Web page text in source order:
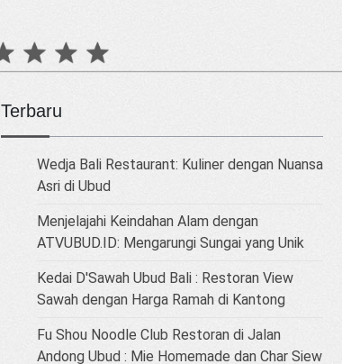
Terbaru
Wedja Bali Restaurant: Kuliner dengan Nuansa
Asri di Ubud
Menjelajahi Keindahan Alam dengan
ATVUBUD.ID: Mengarungi Sungai yang Unik
Kedai D'Sawah Ubud Bali : Restoran View
Sawah dengan Harga Ramah di Kantong
Fu Shou Noodle Club Restoran di Jalan
Andong Ubud : Mie Homemade dan Char Siew